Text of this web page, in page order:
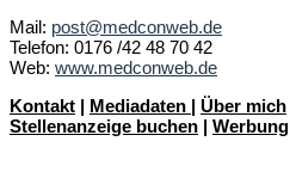
Mail: post@medconweb.de
Telefon: 0176 /42 48 70 42
Web: www.medconweb.de
Kontakt | Mediadaten | Über mich
Stellenanzeige buchen | Werbung